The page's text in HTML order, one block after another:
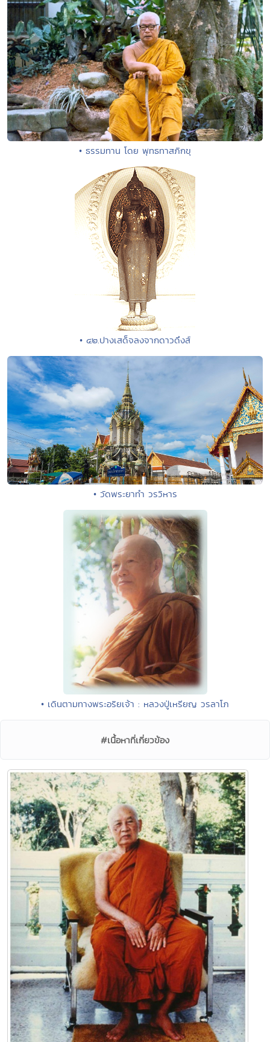
• ธรรมทาน โดย พุทธทาสภิกขุ
• ๔๒.ปางเสด็จลงจากดาวดึงส์
• วัดพระยาทำ วรวิหาร
• เดินตามทางพระอริยเจ้า : หลวงปู่เหรียญ วรลาโภ
#เนื้อหาที่เกี่ยวข้อง